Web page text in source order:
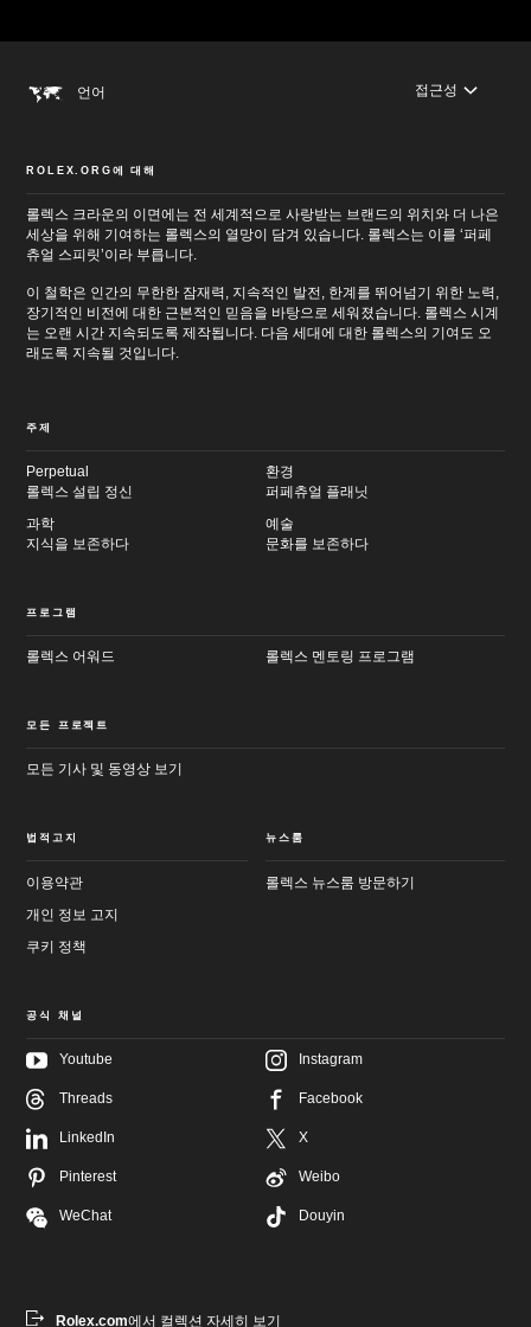
메
인
텐
로
동
바
글
이
언어 접근성
ROLEX.ORG에 대해
롤렉스 크라운의 이면에는 전 세계적으로 사랑받는 브랜드의 위치와 더 나은
세상을 위해 기여하는 롤렉스의 열망이 담겨 있습니다. 롤렉스는 이를 ‘퍼페
츄얼 스피릿’이라 부릅니다.
이 철학은 인간의 무한한 잠재력, 지속적인 발전, 한계를 뛰어넘기 위한 노력,
장기적인 비전에 대한 근본적인 믿음을 바탕으로 세워졌습니다. 롤렉스 시계
는 오랜 시간 지속되도록 제작됩니다. 다음 세대에 대한 롤렉스의 기여도 오
래도록 지속될 것입니다.
주제
Perpetual
롤렉스 설립 정신
환경
퍼페츄얼 플래닛
과학
지식을 보존하다
예술
문화를 보존하다
프로그램
롤렉스 어워드 롤렉스 멘토링 프로그램
모든 프로젝트
모든 기사 및 동영상 보기
법적고지
이용약관
개인 정보 고지
쿠키 정책
뉴스룸
롤렉스 뉴스룸 방문하기
공식 채널
Youtube Instagram
Threads Facebook
LinkedIn X
Pinterest Weibo
WeChat Douyin
Rolex.com에서 컬렉션 자세히 보기